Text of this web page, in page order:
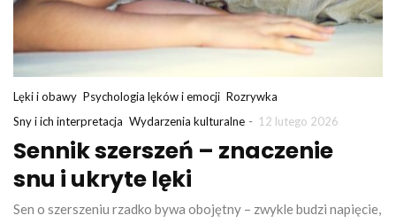
Lęki i obawy Psychologia lęków i emocji Rozrywka
Sny i ich interpretacja Wydarzenia kulturalne - 12 lutego 2026
Sennik szerszeń – znaczenie
snu i ukryte lęki
Sen o szerszeniu rzadko bywa obojętny – zwykle budzi napięcie,